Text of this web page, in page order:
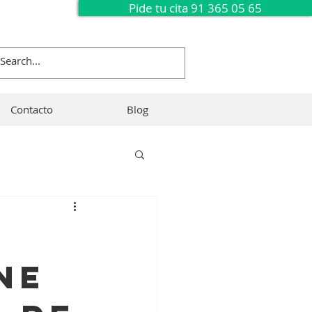
Pide tu cita 91 365 05 65
Contacto Blog